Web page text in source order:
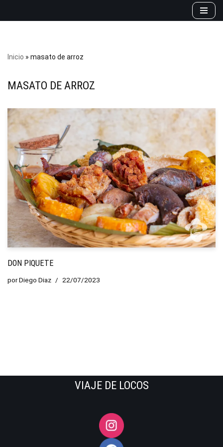
Inicio » masato de arroz
MASATO DE ARROZ
DON PIQUETE
porDiego Diaz 22/07/2023
VIAJE DE LOCOS